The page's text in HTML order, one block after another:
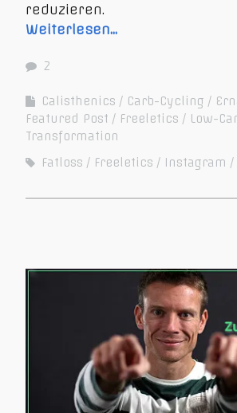
reduzieren.
Weiterlesen…
2
Calisthenics Carb-Cycling
Featured Post
Freeletics Low-
Transformation
Fatloss
Freeletics Instagram